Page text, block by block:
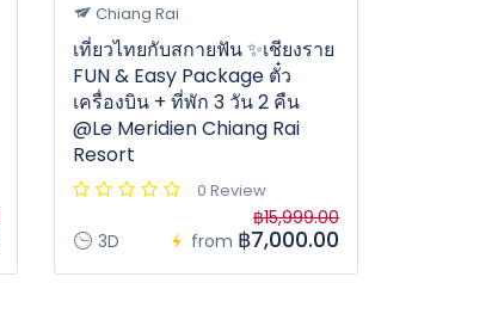
Chiang Rai
เที่ยวไทยกับสกายฟัน ✨เชียงราย
FUN & Easy Package ตั๋ว
เครื่องบิน + ที่พัก 3 วัน 2 คืน
@Le Meridien Chiang Rai
Resort
0 Review
3D from
฿15,999.00
฿7,000.00